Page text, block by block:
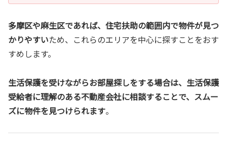
多摩区や麻生区であれば、住宅扶助の範囲内で物件が見つ
かりやすいため、これらのエリアを中心に探すことをおす
すめします。
生活保護を受けながらお部屋探しをする場合は、生活保護
受給者に理解のある不動産会社に相談することで、スムー
ズに物件を見つけられます。